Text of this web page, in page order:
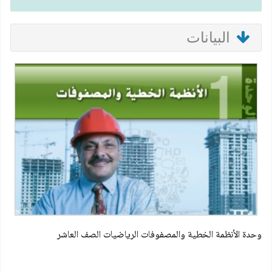
البيانات
وحدة الأنظمة الخطية والمصفوفات الرياضيات الصف العاشر